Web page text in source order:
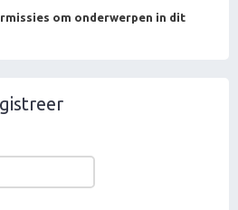
om onderwerpen in dit